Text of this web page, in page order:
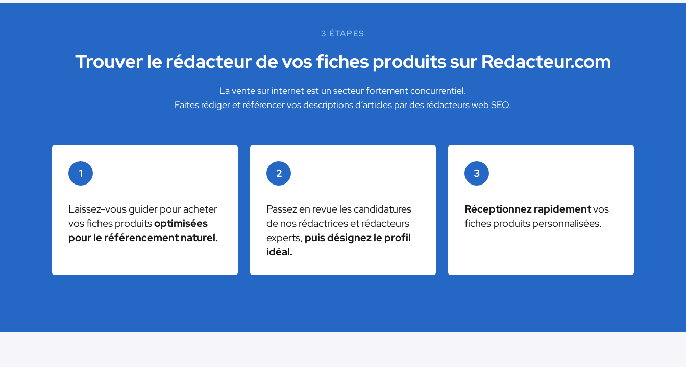
3 ÉTAPES
Trouver le rédacteur de vos fiches produits sur Redacteur.com
La vente sur internet est un secteur fortement concurrentiel.
Faites rédiger et référencer vos descriptions d’articles par des rédacteurs web SEO.
1
Laissez-vous guider pour acheter
vos fiches produitsoptimisées
pour le référencement naturel.
2
Passez en revue les candidatures
de nos rédactrices et rédacteurs
experts, puis désignez le profil
idéal.
3
Réceptionnez rapidementvos
fiches produits personnalisées.